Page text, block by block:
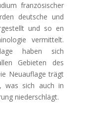
französischer
deutsche und
und so en
vermittelt.
haben sich
Gebieten des
Neuauflage trägt
was sich auch in
niederschlägt.